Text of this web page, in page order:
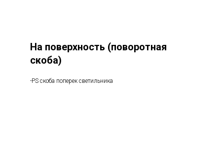
На поверхность (поворотная
скоба)
-PS скоба поперек светильника